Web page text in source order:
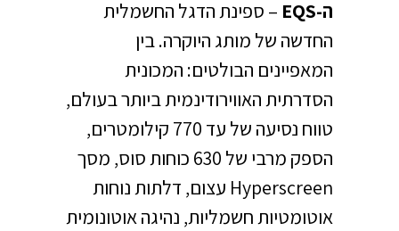
ה-EQS – ספינת הדגל החשמלית
החדשה של מותג היוקרה. בין
המאפיינים הבולטים: המכונית
הסדרתית האווירודינמית ביותר בעולם,
טווח נסיעה של עד 770 קילומטרים,
הספק מרבי של 630 כוחות סוס, מסך
Hyperscreen עצום, דלתות נוחות
אוטומטיות חשמליות, נהיגה אוטונומית